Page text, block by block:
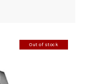
Out of stock